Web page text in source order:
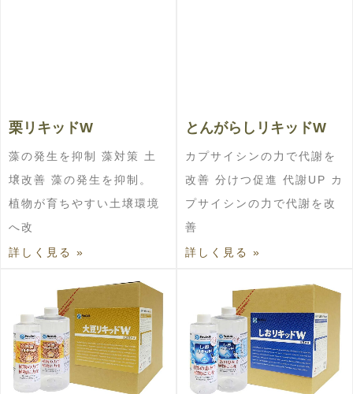
栗リキッドW
藻の発生を抑制 藻対策 土
壌改善 藻の発生を抑制。
植物が育ちやすい土壌環境
へ改
詳しく見る »
とんがらしリキッドW
カプサイシンの力で代謝を
改善 分けつ促進 代謝UP カ
プサイシンの力で代謝を改
善
詳しく見る »